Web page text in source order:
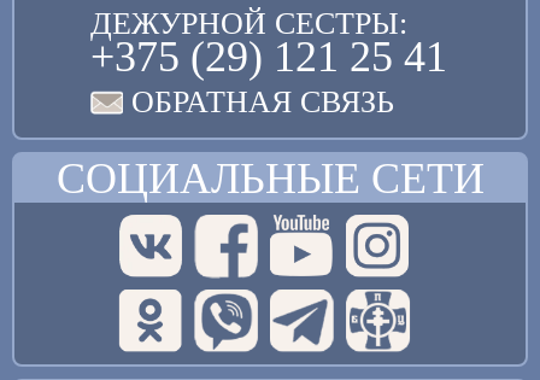
ДЕЖУРНОЙ СЕСТРЫ:
+375 (29) 121 25 41
ОБРАТНАЯ СВЯЗЬ
СОЦИАЛЬНЫЕ СЕТИ